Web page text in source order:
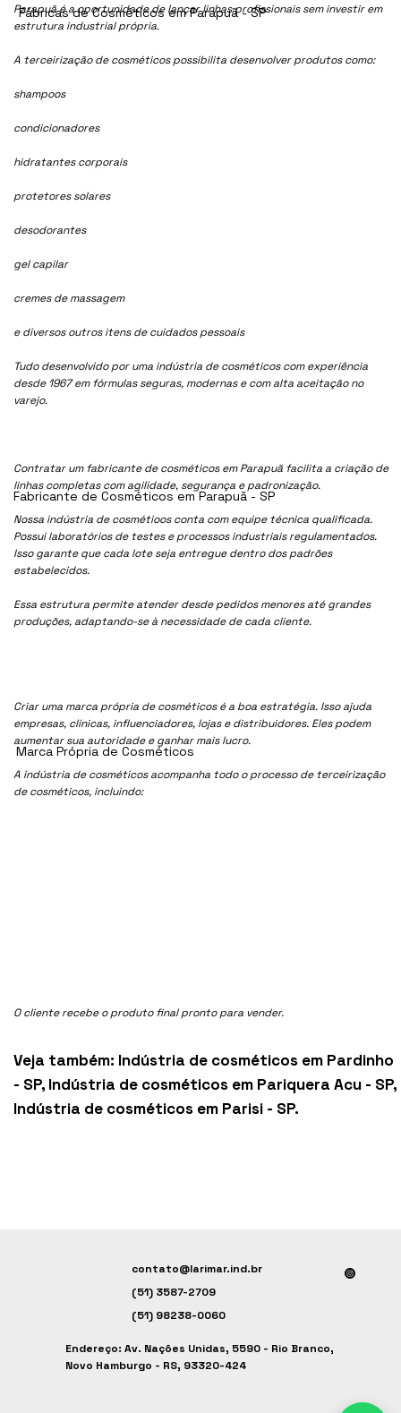
Parapuã é a oportunidade de lançar linhas profissionais sem investir em
estrutura industrial própria.
A terceirização de cosméticos possibilita desenvolver produtos como:
shampoos
condicionadores
hidratantes corporais
protetores solares
desodorantes
gel capilar
cremes de massagem
e diversos outros itens de cuidados pessoais
Tudo desenvolvido por uma indústria de cosméticos com experiência
desde 1967 em fórmulas seguras, modernas e com alta aceitação no
varejo.
Contratar um fabricante de cosméticos em Parapuã facilita a criação de
linhas completas com agilidade, segurança e padronização.
Nossa indústria de cosmétioos conta com equipe técnica qualificada.
Possui laboratórios de testes e processos industriais regulamentados.
Isso garante que cada lote seja entregue dentro dos padrões
estabelecidos.
Essa estrutura permite atender desde pedidos menores até grandes
produções, adaptando-se à necessidade de cada cliente.
Criar uma marca própria de cosméticos é a boa estratégia. Isso ajuda
empresas, clínicas, influenciadores, lojas e distribuidores. Eles podem
aumentar sua autoridade e ganhar mais lucro.
A indústria de cosméticos acompanha todo o processo de terceirização
de cosméticos, incluindo:
O cliente recebe o produto final pronto para vender.
Veja também: Indústria de cosméticos em Pardinho
- SP, Indústria de cosméticos em Pariquera Acu - SP,
Indústria de cosméticos em Parisi - SP.
Fábricas de Cosméticos em Parapuã - SP
Fabricante de Cosméticos em Parapuã - SP
Marca Própria de Cosméticos
contato@larimar.ind.br
(51) 3587-2709
(51) 98238-0060
Endereço: Av. Nações Unidas, 5590 - Rio Branco,
Novo Hamburgo - RS, 93320-424